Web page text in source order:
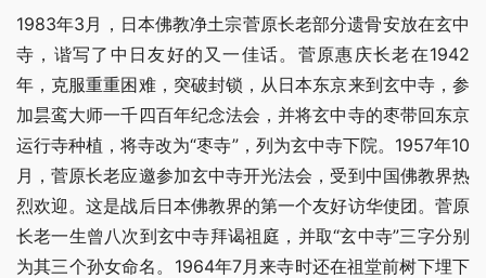
1983年3月，日本佛教净土宗菅原长老部分遗骨安放在玄中
寺，谐写了中日友好的又一佳话。菅原惠庆长老在1942
年，克服重重困难，突破封锁，从日本东京来到玄中寺，参
加昙鸾大师一千四百年纪念法会，并将玄中寺的枣带回东京
运行寺种植，将寺改为“枣寺”，列为玄中寺下院。1957年10
月，菅原长老应邀参加玄中寺开光法会，受到中国佛教界热
烈欢迎。这是战后日本佛教界的第一个友好访华使团。菅原
长老一生曾八次到玄中寺拜谒祖庭，并取“玄中寺”三字分别
为其三个孙女命名。1964年7月来寺时还在祖堂前树下埋下